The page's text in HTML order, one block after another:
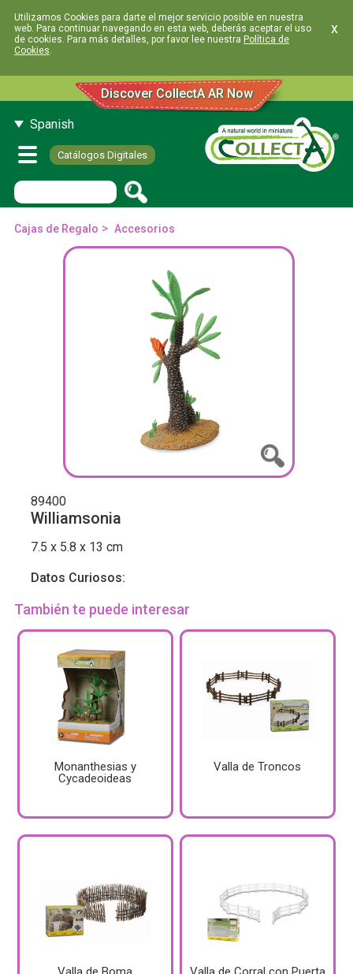
Utilizamos Cookies para darte el mejor servicio posible en nuestra
web. Para continuar navegando en esta web, deberás aceptar el uso
de cookies. Para más detalles, por favor lee nuestra Política de
Cookies.
x
Discover CollectA AR Now
Spanish
Catálogos Digitales
Cajas de Regalo > Accesorios
89400
Williamsonia
7.5 x 5.8 x 13 cm
Datos Curiosos:
También te puede interesar
Monanthesias y
Cycadeoideas
Valla de Troncos